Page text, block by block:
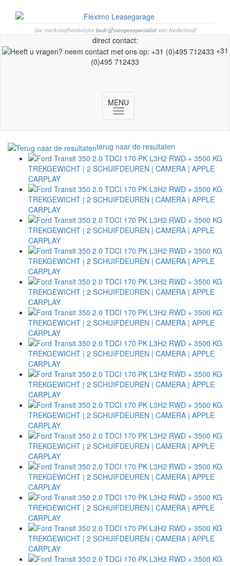
Uw merkonafhankelijke bedrijfswagenspecialistvan Nederland!
direct contact:
+31
(0)495 712433
MENU
Toggle
navigation
terug naar de resultaten